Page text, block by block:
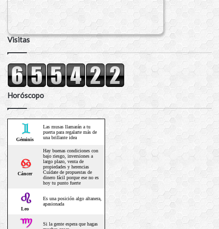
Visitas
Horóscopo